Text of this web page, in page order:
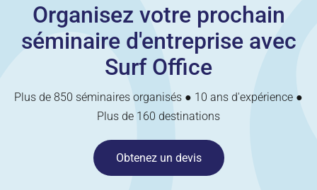
Organisez votre prochain
séminaire d'entreprise avec
Surf Office
Plus de 850 séminaires organisés ● 10 ans d'expérience ●
Plus de 160 destinations
Obtenez un devis